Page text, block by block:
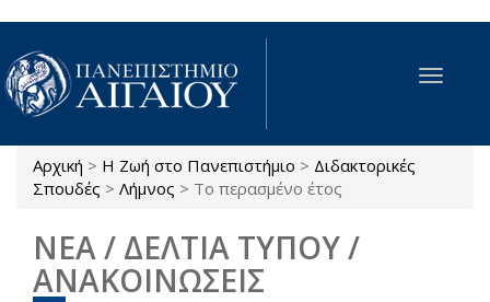
Παράκαμψη προς το κυρίως περιεχόμενο
Toggle
Είστε εδώ
Αρχική > Η Ζωή στο Πανεπιστήμιο > Διδακτορικές
Σπουδές > Λήμνος > Το περασμένο έτος
ΝΕΑ / ΔΕΛΤΙΑ ΤΥΠΟΥ /
ΑΝΑΚΟΙΝΩΣΕΙΣ